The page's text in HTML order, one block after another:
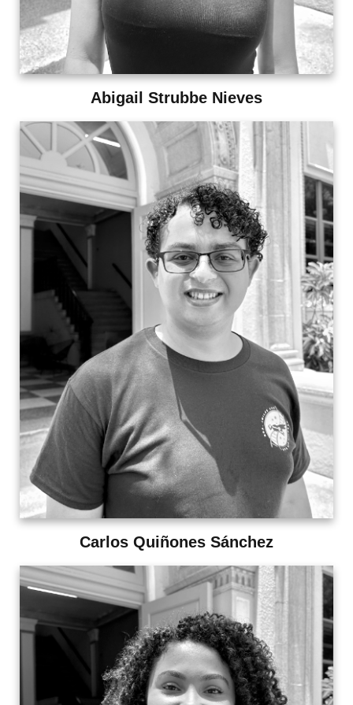
Abigail Strubbe Nieves
Carlos Quiñones Sánchez